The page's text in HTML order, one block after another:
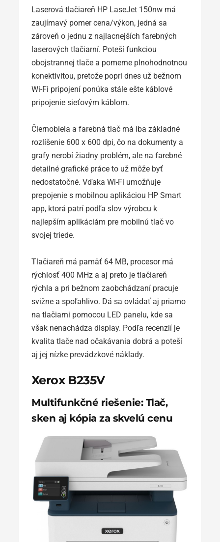
Laserová tlačiareň HP LaseJet 150nw má
zaujímavý pomer cena/výkon, jedná sa
zároveň o jednu z najlacnejších farebných
laserových tlačiarní. Poteší funkciou
obojstrannej tlače a pomerne plnohodnotnou
konektivitou, pretože popri dnes už bežnom
Wi-Fi pripojení ponúka stále ešte káblové
pripojenie sieťovým káblom.
Čiernobiela a farebná tlač má iba základné
rozlíšenie 600 x 600 dpi, čo na dokumenty a
grafy nerobí žiadny problém, ale na farebné
detailné grafické práce to už môže byť
nedostatočné. Vďaka Wi-Fi umožňuje
prepojenie s mobilnou aplikáciou HP Smart
app, ktorá patrí podľa slov výrobcu k
najlepším aplikáciám pre mobilnú tlač vo
svojej triede.
Tlačiareň má pamäť 64 MB, procesor má
rýchlosť 400 MHz a aj preto je tlačiareň
rýchla a pri bežnom zaobchádzaní pracuje
svižne a spoľahlivo. Dá sa ovládať aj priamo
na tlačiarni pomocou LED panelu, kde sa
však nenachádza display. Podľa recenzií je
kvalita tlače nad očakávania dobrá a poteší
aj jej nízke prevádzkové náklady.
Xerox B235V
Multifunkčné riešenie: Tlač,
sken aj kópia za skvelú cenu